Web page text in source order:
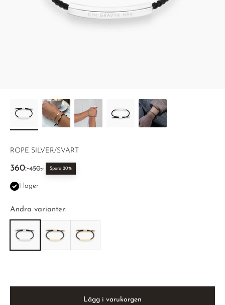
ROPE SILVER/SVART
REA-pris
360:-Pris
450:- Spara 20%
I lager
Andra varianter:
Lägg i varukorgen